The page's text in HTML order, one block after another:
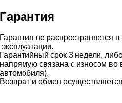
Гарантия
Гарантия не распространяется
эксплуатации.
Гарантийный срок 3 недели,
напрямую связана с износом во
автомобиля).
Возврат и обмен